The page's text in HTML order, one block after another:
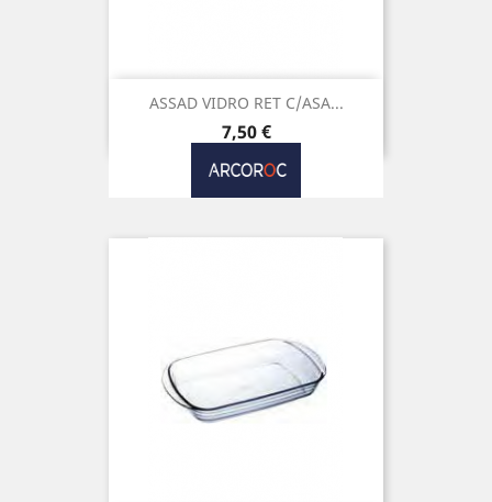
ASSAD VIDRO RET C/ASA...
Preço
7,50 €